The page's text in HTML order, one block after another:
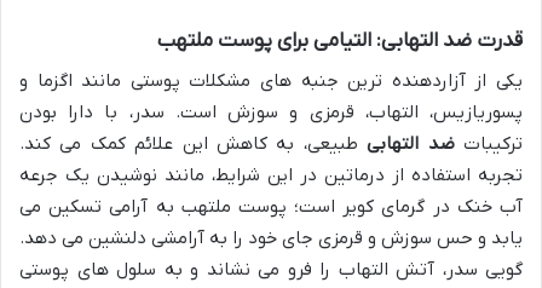
قدرت ضد التهابی: التیامی برای پوست ملتهب
یکی از آزاردهنده ترین جنبه های مشکلات پوستی مانند اگزما و
پسوریازیس، التهاب، قرمزی و سوزش است. سدر، با دارا بودن
ترکیباتضد التهابیطبیعی، به کاهش این علائم کمک می کند.
تجربه استفاده از درماتین در این شرایط، مانند نوشیدن یک جرعه
آب خنک در گرمای کویر است؛ پوست ملتهب به آرامی تسکین می
یابد و حس سوزش و قرمزی جای خود را به آرامشی دلنشین می دهد.
گویی سدر، آتش التهاب را فرو می نشاند و به سلول های پوستی